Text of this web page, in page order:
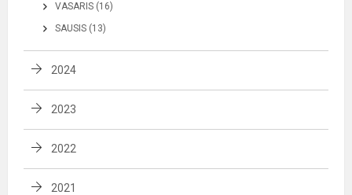
VASARIS (16)
SAUSIS (13)
2024
2023
2022
2021